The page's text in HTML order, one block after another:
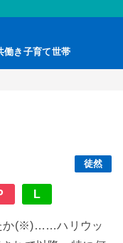
働き子育て世帯
徒然
L
か(※)……ハリウッ